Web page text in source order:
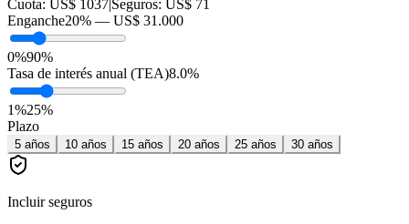
Cuota: US$ 1037|Seguros: US$ 71
Enganche20% — US$ 31.000
0%90%
Tasa de interés anual (TEA)8.0%
1%25%
Plazo
5 años 10 años 15 años 20 años 25 años 30 años
Incluir seguros